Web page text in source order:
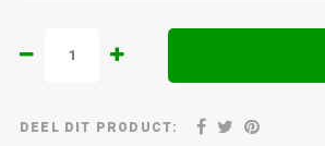
DEEL DIT PRODUCT: